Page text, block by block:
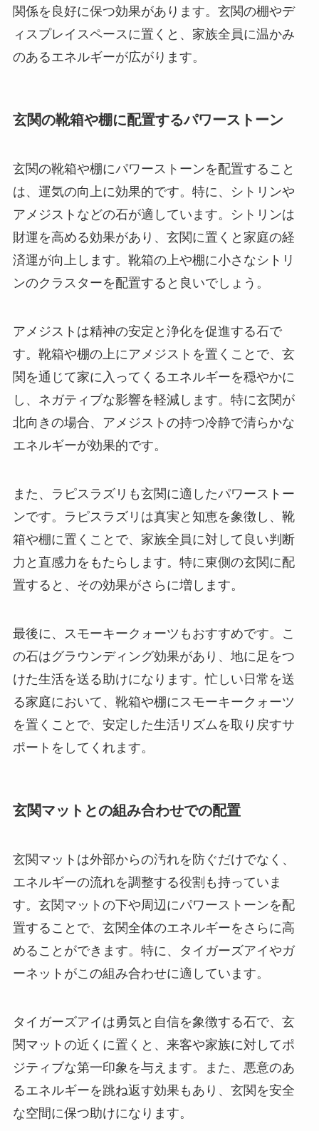
関係を良好に保つ効果があります。玄関の棚やデ
ィスプレイスペースに置くと、家族全員に温かみ
のあるエネルギーが広がります。
玄関の靴箱や棚に配置するパワーストーン
玄関の靴箱や棚にパワーストーンを配置すること
は、運気の向上に効果的です。特に、シトリンや
アメジストなどの石が適しています。シトリンは
財運を高める効果があり、玄関に置くと家庭の経
済運が向上します。靴箱の上や棚に小さなシトリ
ンのクラスターを配置すると良いでしょう。
アメジストは精神の安定と浄化を促進する石で
す。靴箱や棚の上にアメジストを置くことで、玄
関を通じて家に入ってくるエネルギーを穏やかに
し、ネガティブな影響を軽減します。特に玄関が
北向きの場合、アメジストの持つ冷静で清らかな
エネルギーが効果的です。
また、ラピスラズリも玄関に適したパワーストー
ンです。ラピスラズリは真実と知恵を象徴し、靴
箱や棚に置くことで、家族全員に対して良い判断
力と直感力をもたらします。特に東側の玄関に配
置すると、その効果がさらに増します。
最後に、スモーキークォーツもおすすめです。こ
の石はグラウンディング効果があり、地に足をつ
けた生活を送る助けになります。忙しい日常を送
る家庭において、靴箱や棚にスモーキークォーツ
を置くことで、安定した生活リズムを取り戻すサ
ポートをしてくれます。
玄関マットとの組み合わせでの配置
玄関マットは外部からの汚れを防ぐだけでなく、
エネルギーの流れを調整する役割も持っていま
す。玄関マットの下や周辺にパワーストーンを配
置することで、玄関全体のエネルギーをさらに高
めることができます。特に、タイガーズアイやガ
ーネットがこの組み合わせに適しています。
タイガーズアイは勇気と自信を象徴する石で、玄
関マットの近くに置くと、来客や家族に対してポ
ジティブな第一印象を与えます。また、悪意のあ
るエネルギーを跳ね返す効果もあり、玄関を安全
な空間に保つ助けになります。